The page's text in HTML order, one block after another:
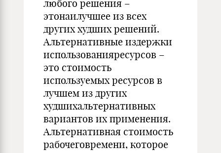
любого решения –
этонаилучшее из всех
других худших решений.
Альтернативные издержки
использованияресурсов –
это стоимость
используемых ресурсов в
лучшем из других
худшихальтернативных
вариантов их применения.
Альтернативная стоимость
рабочеговремени, которое